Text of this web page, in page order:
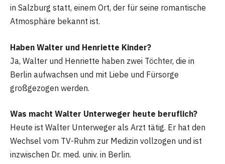
in Salzburg statt, einem Ort, der für seine romantische
Atmosphäre bekannt ist.
Haben Walter und Henriette Kinder?
Ja, Walter und Henriette haben zwei Töchter, die in
Berlin aufwachsen und mit Liebe und Fürsorge
großgezogen werden.
Was macht Walter Unterweger heute beruflich?
Heute ist Walter Unterweger als Arzt tätig. Er hat den
Wechsel vom TV-Ruhm zur Medizin vollzogen und ist
inzwischen Dr. med. univ. in Berlin.